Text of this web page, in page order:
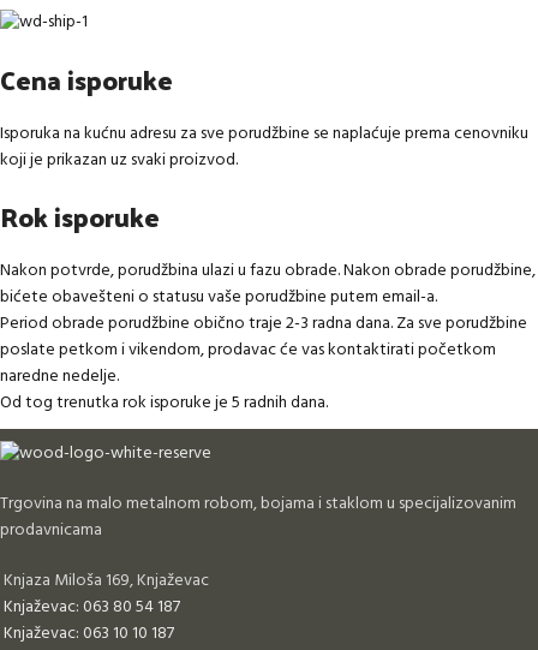
Cena isporuke
Isporuka na kućnu adresu za sve porudžbine se naplaćuje prema cenovniku
koji je prikazan uz svaki proizvod.
Rok isporuke
Nakon potvrde, porudžbina ulazi u fazu obrade. Nakon obrade porudžbine,
bićete obavešteni o statusu vaše porudžbine putem email-a.
Period obrade porudžbine obično traje 2-3 radna dana. Za sve porudžbine
poslate petkom i vikendom, prodavac će vas kontaktirati početkom
naredne nedelje.
Od tog trenutka rok isporuke je 5 radnih dana.
Trgovina na malo metalnom robom, bojama i staklom u specijalizovanim
prodavnicama
Knjaza Miloša 169, Knjaževac
Knjaževac: 063 80 54 187
Knjaževac: 063 10 10 187